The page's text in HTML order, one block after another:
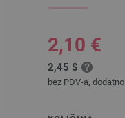
2,10 €
2,45 $
bez PDV-a, dodatno